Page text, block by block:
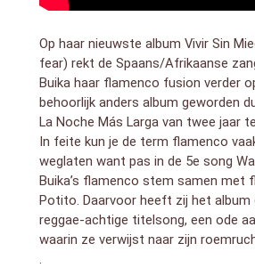
Op haar nieuwste album Vivir Sin
fear) rekt de Spaans/Afrikaanse
Buika haar flamenco fusion verder
behoorlijk anders album geworden
La Noche Más Larga van twee jaar
In feite kun je de term flamenco
weglaten want pas in de 5e song
Buika’s flamenco stem samen met
Potito. Daarvoor heeft zij het album
reggae-achtige titelsong, een ode
waarin ze verwijst naar zijn
.